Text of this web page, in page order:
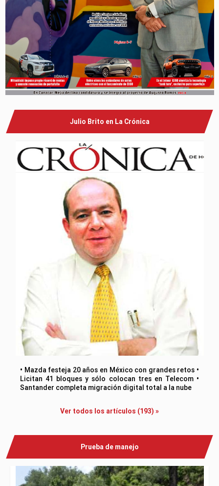
Julio Brito en La Crónica
• Mazda festeja 20 años en México con grandes retos •
Licitan 41 bloques y sólo colocan tres en Telecom •
Santander completa migración digital total a la nube
Ver todos los artículos (193) »
Prueba de manejo